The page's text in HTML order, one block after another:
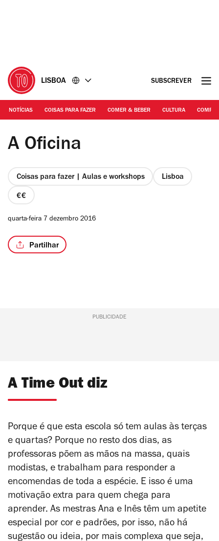
LISBOA SUBSCREVER
NOTÍCIAS COISAS PARA FAZER COMER & BEBER CULTURA
©Oficina
A Oficina
Coisas para fazer | Aulas e workshops Lisboa
preço
4
quarta-feira 7 dezembro 2016
Partilhar
PUBLICIDADE
A Time Out diz
Porque é que esta escola só tem aulas às terças
e quartas? Porque no resto dos dias, as
professoras põem as mãos na massa, quais
modistas, e trabalham para responder a
encomendas de toda a espécie. E isso é uma
motivação extra para quem chega para
aprender. As mestras Ana e Inês têm um apetite
especial por cor e padrões, por isso, não há
sugestão ou ideia, por mais complexa que seja,